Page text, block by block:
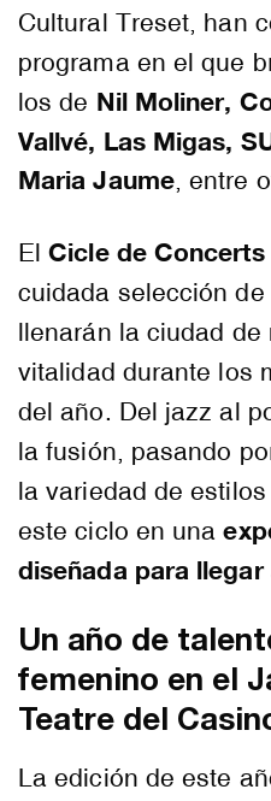
Cultural Treset, han
programa en el que
los de Nil Moliner,
Vallvé, Las Migas,
Maria Jaume, entre
ElCicle de Concerts
cuidada selección
llenarán la ciudad de
vitalidad durante los
del año. Del jazz al
la fusión, pasando
la variedad de
este ciclo en una
diseñada para
Un año de
femenino en el
Teatre del
La edición de este